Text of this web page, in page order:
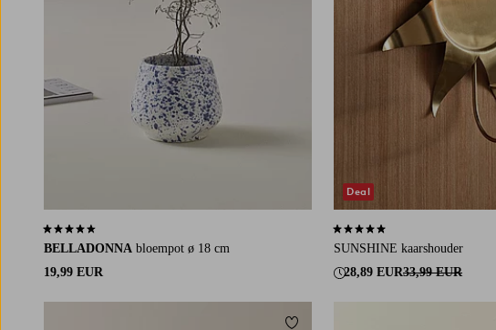
BELLADONNA bloempot ø 18 cm
19,99 EUR
4,5 op basis van 24 beoordelingen
SUNSHINE kaarshouder
28,89 EUR33,99 EUR
4,8 op basis van 4 beoordelingen
Deal